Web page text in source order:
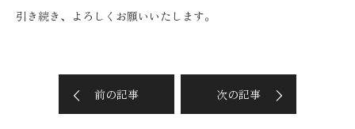
引き続き、よろしくお願いいたします。
前の記事 次の記事